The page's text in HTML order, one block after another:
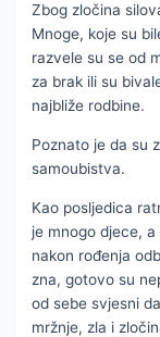
Zbog zločina
Mnoge, koje su
razvele su se od
za brak ili su
najbliže rodbine.
Poznato je da su
samoubistva.
Kao posljedica
je mnogo djece,
nakon rođenja
zna, gotovo su
od sebe svjesni
mržnje, zla i